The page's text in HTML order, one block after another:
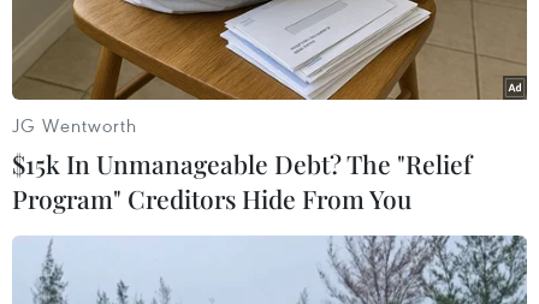
JG Wentworth
$15k In Unmanageable Debt? The "Relief
Program" Creditors Hide From You